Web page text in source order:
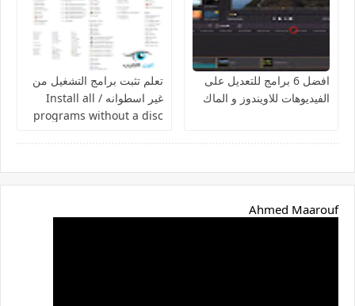
افضل 6 برامج للتعديل على
الفيديوهات للاويندوز و الماك
تعلم تثبت برامج التشغيل من
غير اسطوانه / Install all
programs without a disc
Ahmed Maarouf